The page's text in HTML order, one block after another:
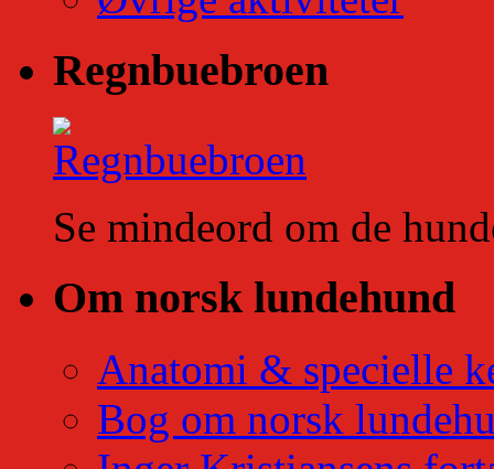
Regnbuebroen
Se mindeord om de
Om norsk lundehund
Anatomi & specielle
Bog om norsk